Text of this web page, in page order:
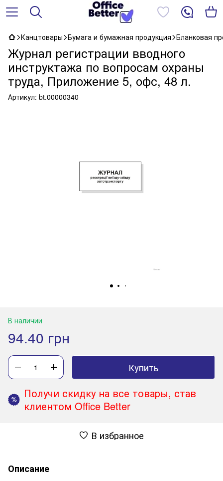
Канцтовары Бумага и бумажная продукция Бланковая
Журнал регистрации вводного
инструктажа по вопросам охраны
труда, Приложение 5, офс, 48 л.
Артикул: bt.00000340
В наличии
94.40 грн
Купить
%
Получи скидку на все товары, став
клиентом Office Better
В избранное
Описание